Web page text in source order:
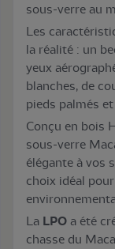
sous-verre au
Les
la réalité : un
yeux
blanches, de
pieds palmés
Conçu en bois
sous-verre
élégante à vos
choix idéal
La LPO a été
chasse du